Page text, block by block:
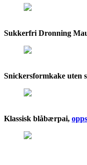
Sukkerfri Dronning
Snickersformkake uten
Klassisk blåbærpai,